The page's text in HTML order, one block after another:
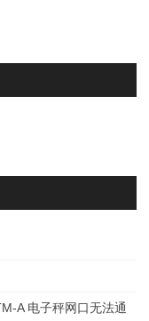
A 电子秤网口无法通